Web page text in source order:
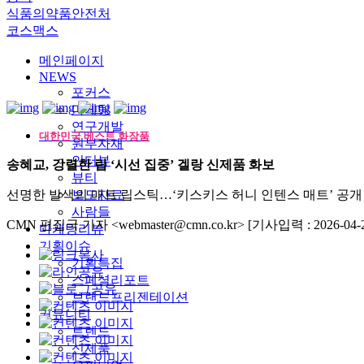
식품의약품안전처
코스맥스
메인페이지
NEWS
포커스
마케팅
연구개발
원부자재
인터뷰
뷰티
보도자료
사람들
마케팅리뷰
기획이슈
기획특집
스페셜리포트
브랜드프리젠테이션
커뮤니티
트렌드
신제품
대한민국 베스트 화장품
송혜교, 강렬한 립 ‘시선 집중’ 겔랑 신제품 화보
선명한 발색의 매트 립스틱…‘키스키스 허니 인텐스 매트’ 공개
CMN 편집국 기자 <webmaster@cmn.co.kr> [기사입력 : 2026-